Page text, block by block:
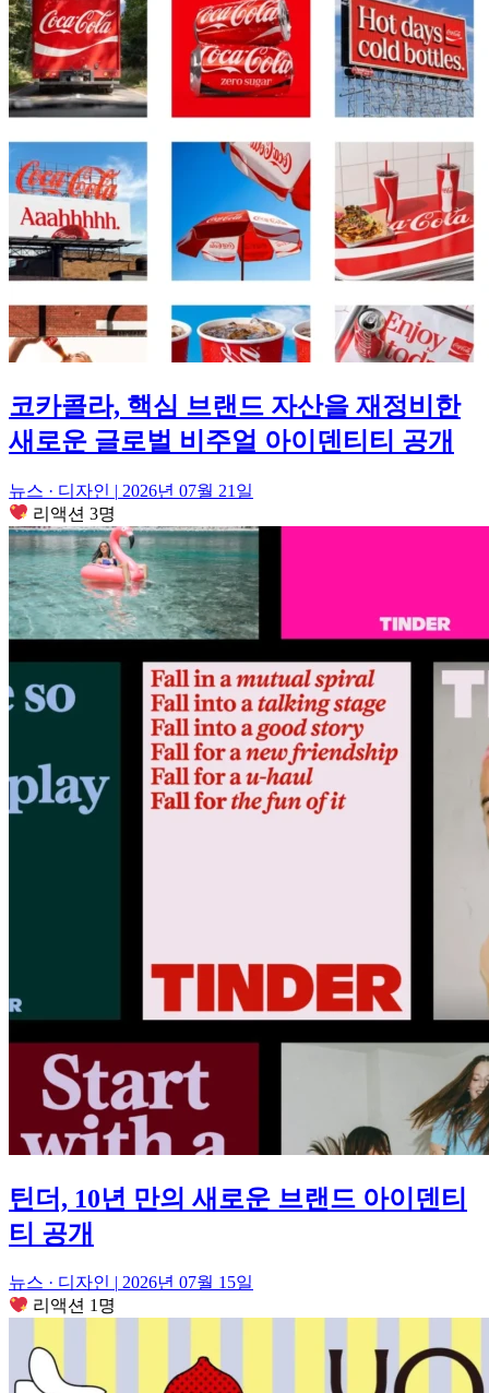
코카콜라, 핵심 브랜드 자산을 재정비한
새로운 글로벌 비주얼 아이덴티티 공개
뉴스 · 디자인 | 2026년 07월 21일
리액션 3명
틴더, 10년 만의 새로운 브랜드 아이덴티
티 공개
뉴스 · 디자인 | 2026년 07월 15일
리액션 1명